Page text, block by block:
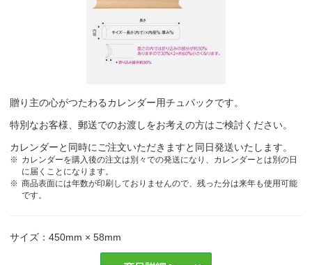
贈り主の心がつたわるカレンダー用チュパックです。
特別なお客様、郵送でのお渡しをお考えの方はご検討ください。
カレンダーと同時にご注文いただきますと同日発送いたします。
カレンダーを購入後の注文は別々での発送になり、カレンダーとは別の日
に届くことになります。
商品表面には年数が印刷しておりませんので、残った分は来年も使用可能
です。
サイズ：450mm × 58mm